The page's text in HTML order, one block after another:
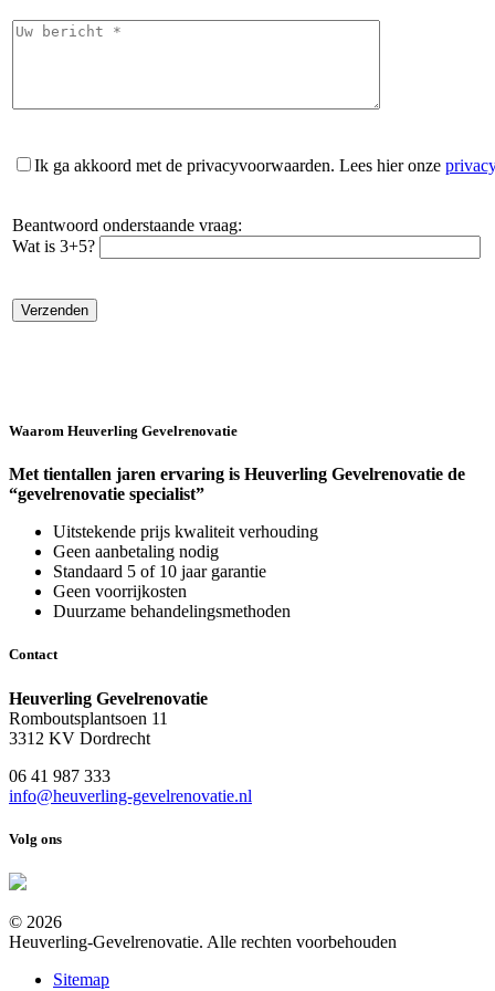
Ik ga akkoord met de privacyvoorwaarden. Lees hier onze
Beantwoord onderstaande vraag:
Wat is 3+5?
Waarom Heuverling Gevelrenovatie
Met tientallen jaren ervaring is Heuverling Gevelrenovatie de
“gevelrenovatie specialist”
Uitstekende prijs kwaliteit verhouding
Geen aanbetaling nodig
Standaard 5 of 10 jaar garantie
Geen voorrijkosten
Duurzame behandelingsmethoden
Contact
Heuverling Gevelrenovatie
Romboutsplantsoen 11
3312 KV Dordrecht
06 41 987 333
info@heuverling-gevelrenovatie.nl
Volg ons
© 2026
Heuverling-Gevelrenovatie. Alle rechten voorbehouden
Sitemap